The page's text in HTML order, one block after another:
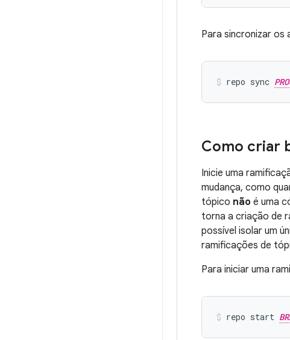
Para sincronizar os
repo sync
Como criar
Inicie uma
mudança, como
tópico não é uma
torna a criação de
possível isolar um
ramificações de
Para iniciar uma
repo start